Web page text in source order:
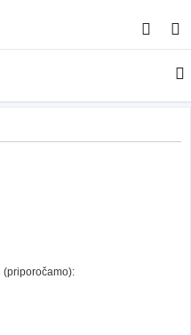
s
a
j
(priporočamo):